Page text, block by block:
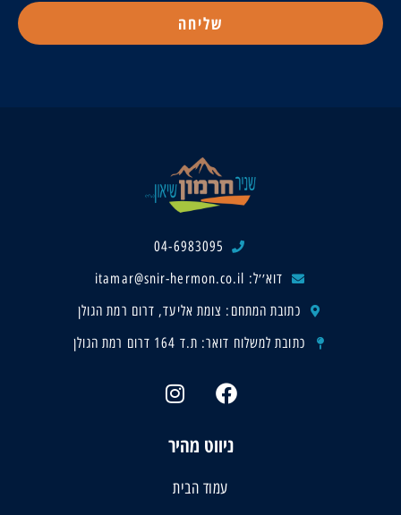
שליחה
04-6983095
דוא׳׳ל: itamar@snir-hermon.co.il
כתובת המתחם: צומת אליעד, דרום רמת הגולן
כתובת למשלוח דואר: ת.ד 164 דרום רמת הגולן
ניווט מהיר
עמוד הבית